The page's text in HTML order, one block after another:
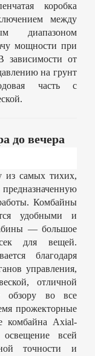
коробка
между
диапазоном
мощности при
зависимости от
на грунт
часть с
до вечера
из самых тихих,
Комбайны
удобными и
— большое
для вещей.
благодаря
управления,
отличной
обзору во все
прожекторные
комбайна Axial-
всей
точности и